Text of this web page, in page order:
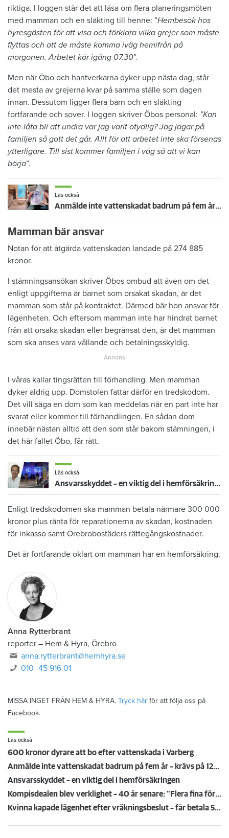
riktiga. I loggen står det att läsa om flera planeringsmöten
med mamman och en släkting till henne: ”Hembesök hos
hyresgästen för att visa och förklara vilka grejer som måste
flyttas och att de måste komma iväg hemifrån på
morgonen. Arbetet kör igång 07.30”.
Men när Öbo och hantverkarna dyker upp nästa dag, står
det mesta av grejerna kvar på samma ställe som dagen
innan. Dessutom ligger flera barn och en släkting
fortfarande och sover. I loggen skriver Öbos personal: ”Kan
inte låta bli att undra var jag varit otydlig? Jag jagar på
familjen så gott det går. Allt för att arbetet inte ska försenas
ytterligare. Till sist kommer familjen i väg så att vi kan
börja”.
Läs också
Anmälde inte vattenskadat badrum på fem år – krävs på 125 000 kronor
Mamman bär ansvar
Notan för att åtgärda vattenskadan landade på 274 885
kronor.
I stämningsansökan skriver Öbos ombud att även om det
enligt uppgifterna är barnet som orsakat skadan, är det
mamman som står på kontraktet. Därmed bär hon ansvar för
lägenheten. Och eftersom mamman inte har hindrat barnet
från att orsaka skadan eller begränsat den, är det mamman
som ska anses vara vållande och betalningsskyldig.
I våras kallar tingsrätten till förhandling. Men mamman
dyker aldrig upp. Domstolen fattar därför en tredskodom.
Det vill säga en dom som kan meddelas när en part inte har
svarat eller kommer till förhandlingen. En sådan dom
innebär nästan alltid att den som står bakom stämningen, i
det här fallet Öbo, får rätt.
Läs också
Ansvarsskyddet – en viktig del i hemförsäkringen
Enligt tredskodomen ska mamman betala närmare 300 000
kronor plus ränta för reparationerna av skadan, kostnaden
för inkasso samt Örebrobostäders rättegångskostnader.
Det är fortfarande oklart om mamman har en hemförsäkring.
Anna Rytterbrant
reporter – Hem & Hyra, Örebro
anna.rytterbrant@hemhyra.se
010- 45 916 01
MISSA INGET FRÅN HEM & HYRA. Tryck här för att följa oss på
Facebook.
Läs också
600 kronor dyrare att bo efter vattenskada i Varberg
Anmälde inte vattenskadat badrum på fem år – krävs på 125 000 kronor
Ansvarsskyddet – en viktig del i hemförsäkringen
Kompisdealen blev verklighet – 40 år senare: "Flera fina fördelar med att dela bostad"
Kvinna kapade lägenhet efter vräkningsbeslut – får betala 50 000